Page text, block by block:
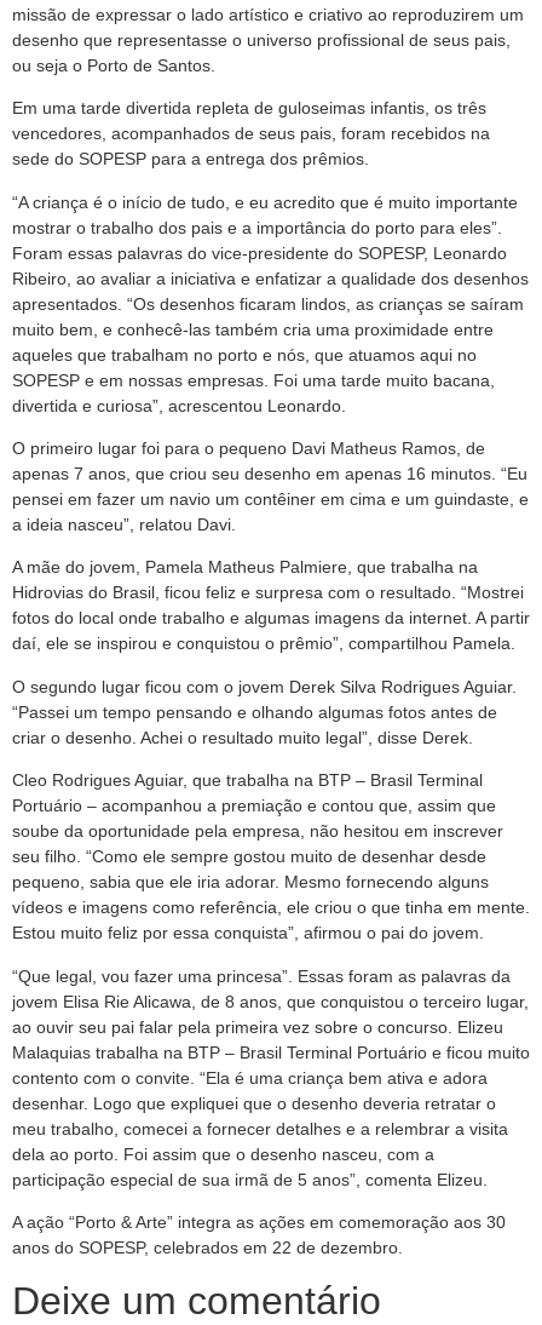
missão de expressar o lado artístico e criativo ao reproduzirem um
desenho que representasse o universo profissional de seus pais,
ou seja o Porto de Santos.
Em uma tarde divertida repleta de guloseimas infantis, os três
vencedores, acompanhados de seus pais, foram recebidos na
sede do SOPESP para a entrega dos prêmios.
“A criança é o início de tudo, e eu acredito que é muito importante
mostrar o trabalho dos pais e a importância do porto para eles”.
Foram essas palavras do vice-presidente do SOPESP, Leonardo
Ribeiro, ao avaliar a iniciativa e enfatizar a qualidade dos desenhos
apresentados. “Os desenhos ficaram lindos, as crianças se saíram
muito bem, e conhecê-las também cria uma proximidade entre
aqueles que trabalham no porto e nós, que atuamos aqui no
SOPESP e em nossas empresas. Foi uma tarde muito bacana,
divertida e curiosa”, acrescentou Leonardo.
O primeiro lugar foi para o pequeno Davi Matheus Ramos, de
apenas 7 anos, que criou seu desenho em apenas 16 minutos. “Eu
pensei em fazer um navio um contêiner em cima e um guindaste, e
a ideia nasceu”, relatou Davi.
A mãe do jovem, Pamela Matheus Palmiere, que trabalha na
Hidrovias do Brasil, ficou feliz e surpresa com o resultado. “Mostrei
fotos do local onde trabalho e algumas imagens da internet. A partir
daí, ele se inspirou e conquistou o prêmio”, compartilhou Pamela.
O segundo lugar ficou com o jovem Derek Silva Rodrigues Aguiar.
“Passei um tempo pensando e olhando algumas fotos antes de
criar o desenho. Achei o resultado muito legal”, disse Derek.
Cleo Rodrigues Aguiar, que trabalha na BTP – Brasil Terminal
Portuário – acompanhou a premiação e contou que, assim que
soube da oportunidade pela empresa, não hesitou em inscrever
seu filho. “Como ele sempre gostou muito de desenhar desde
pequeno, sabia que ele iria adorar. Mesmo fornecendo alguns
vídeos e imagens como referência, ele criou o que tinha em mente.
Estou muito feliz por essa conquista”, afirmou o pai do jovem.
“Que legal, vou fazer uma princesa”. Essas foram as palavras da
jovem Elisa Rie Alicawa, de 8 anos, que conquistou o terceiro lugar,
ao ouvir seu pai falar pela primeira vez sobre o concurso. Elizeu
Malaquias trabalha na BTP – Brasil Terminal Portuário e ficou muito
contento com o convite. “Ela é uma criança bem ativa e adora
desenhar. Logo que expliquei que o desenho deveria retratar o
meu trabalho, comecei a fornecer detalhes e a relembrar a visita
dela ao porto. Foi assim que o desenho nasceu, com a
participação especial de sua irmã de 5 anos”, comenta Elizeu.
A ação “Porto & Arte” integra as ações em comemoração aos 30
anos do SOPESP, celebrados em 22 de dezembro.
Deixe um comentário